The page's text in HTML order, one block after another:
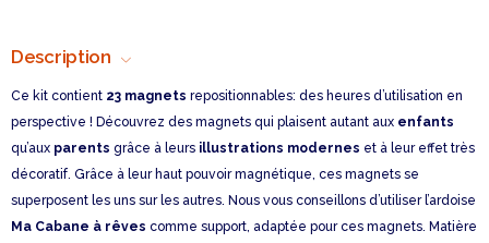
Description
Ce kit contient 23 magnets repositionnables: des heures d’utilisation en
perspective ! Découvrez des magnets qui plaisent autant aux enfants
qu’aux parents grâce à leurs illustrations modernes et à leur effet très
décoratif. Grâce à leur haut pouvoir magnétique, ces magnets se
superposent les uns sur les autres. Nous vous conseillons d’utiliser l’ardoise
Ma Cabane à rêves comme support, adaptée pour ces magnets. Matière